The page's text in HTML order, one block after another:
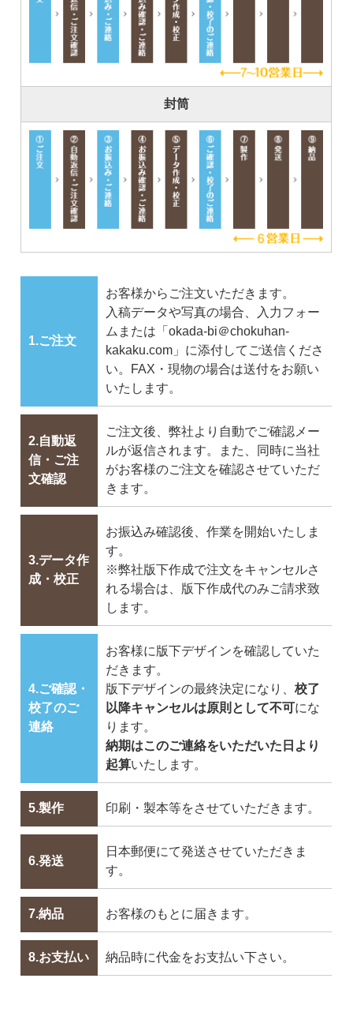
封筒
1.ご注文
お客様からご注文いただきます。
入稿データや写真の場合、入力フォー
ムまたは「okada-bi＠chokuhan-
kakaku.com」に添付してご送信くださ
い。FAX・現物の場合は送付をお願い
いたします。
2.自動返
信・ご注
文確認
ご注文後、弊社より自動でご確認メー
ルが返信されます。また、同時に当社
がお客様のご注文を確認させていただ
きます。
3.データ作
成・校正
お振込み確認後、作業を開始いたしま
す。
※弊社版下作成で注文をキャンセルさ
れる場合は、版下作成代のみご請求致
します。
4.ご確認・
校了のご
連絡
お客様に版下デザインを確認していた
だきます。
版下デザインの最終決定になり、校了
以降キャンセルは原則として不可にな
ります。
納期はこのご連絡をいただいた日より
起算いたします。
5.製作 印刷・製本等をさせていただきます。
6.発送
日本郵便にて発送させていただきま
す。
7.納品 お客様のもとに届きます。
8.お支払い 納品時に代金をお支払い下さい。